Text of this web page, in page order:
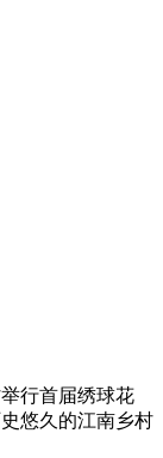
行首届绣球花
悠久的江南乡村